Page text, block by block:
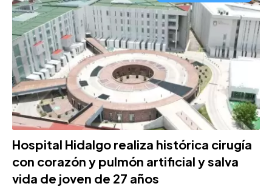
Hospital Hidalgo realiza histórica cirugía
con corazón y pulmón artificial y salva
vida de joven de 27 años